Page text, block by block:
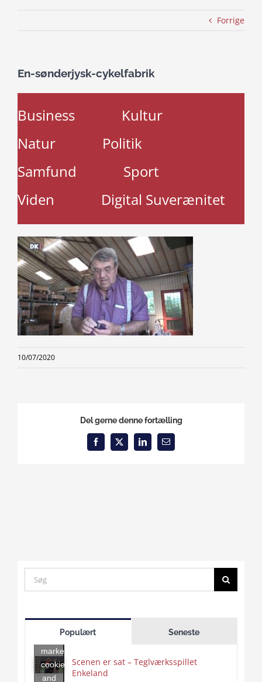
Forrige
En-sønderjysk-cykelfabrik
Business
Kultur
Natur
Politik
Samfund
Sport
Viden
Digital Suverænitet
10/07/2020
Del gerne denne fortælling
Facebook
X LinkedInEmail
Search
for:
Populært Seneste
accept
marketing
cookies
and
Scenen er sat – Teglværksspillet
Enkeland
Click